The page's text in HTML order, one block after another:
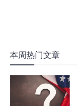
本周热门文章